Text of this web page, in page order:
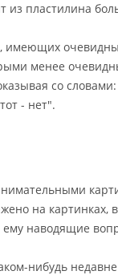
из пластилина
имеющих
менее
со
- нет".
на
ему наводящие
нибудь